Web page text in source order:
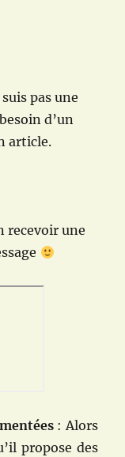
suis pas une
d’un
article.
recevoir une
: Alors
propose des